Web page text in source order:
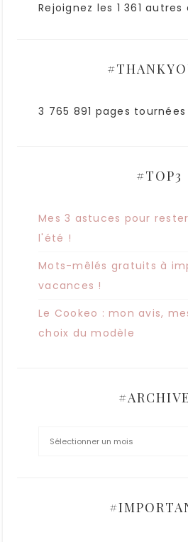
Rejoignez les 1 361 autres
3 765 891 pages tournées
#TOP3
Mes 3 astuces pour
l'été !
Mots-mêlés gratuits à
vacances !
Le Cookeo : mon avis,
choix du modèle